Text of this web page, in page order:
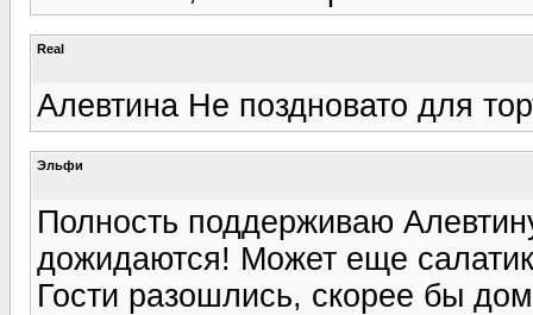
Real
Алевтина Не поздновато для
Эльфи
Полность поддерживаю
дожидаются! Может еще
Гости разошлись, скорее бы